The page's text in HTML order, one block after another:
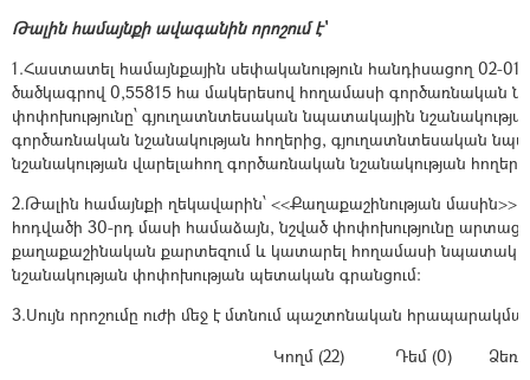
Թալին համայնքի ավագանին որոշում է`
1.Հաստատել համայնքային սեփականություն հանդիսացող 02-
ծածկագրով 0,55815 հա մակերեսով հողամասի գործառնական
փոփոխությունը՝ գյուղատնտեսական նպատակային
գործառնական նշանակության հողերից, գյուղատնտեսական
նշանակության վարելահող գործառնական նշանակության
2.Թալին համայնքի ղեկավարին՝ <<Քաղաքաշինության մասին>>
հոդվածի 30-րդ մասի համաձայն, նշված փոփոխությունը
քաղաքաշինական քարտեզում և կատարել հողամասի
նշանակության փոփոխության պետական գրանցում:
3.Սույն որոշումը ուժի մեջ է մտնում պաշտոնական
Կողմ (22)
Դեմ (0)